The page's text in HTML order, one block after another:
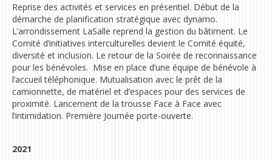
Reprise des activités et services en présentiel. Début de la
démarche de planification stratégique avec dynamo.
L’arrondissement LaSalle reprend la gestion du bâtiment. Le
Comité d’initiatives interculturelles devient le Comité équité,
diversité et inclusion. Le retour de la Soirée de reconnaissance
pour les bénévoles. Mise en place d’une équipe de bénévole à
l’accueil téléphonique. Mutualisation avec le prêt de la
camionnette, de matériel et d’espaces pour des services de
proximité. Lancement de la trousse Face à Face avec
l’intimidation. Première Journée porte-ouverte.
2021